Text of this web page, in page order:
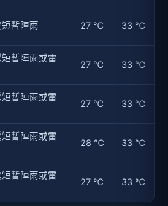
短暫陣雨 27 ℃ 33 ℃
短暫陣雨或雷
27 ℃ 33 ℃
短暫陣雨或雷
27 ℃ 33 ℃
短暫陣雨或雷
28 ℃ 33 ℃
短暫陣雨或雷
27 ℃ 33 ℃